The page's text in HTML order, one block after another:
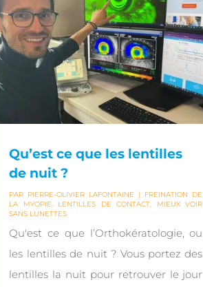
Qu’est ce que les lentilles
de nuit ?
PAR PIERRE-OLIVIER LAFONTAINE | FREINATION DE
LA MYOPIE, LENTILLES DE CONTACT, MIEUX VOIR
SANS LUNETTES
Qu'est ce que l’Orthokératologie, ou
les lentilles de nuit ? Vous portez des
lentilles la nuit pour retrouver le jour